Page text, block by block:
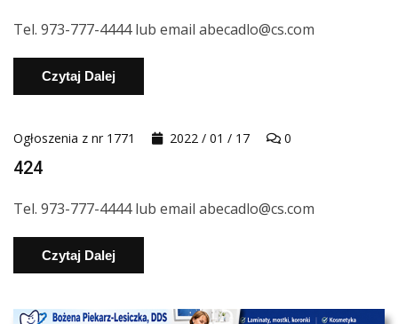
Tel. 973-777-4444 lub email abecadlo@cs.com
Czytaj Dalej
Ogłoszenia z nr 1771 2022 / 01 / 17 0
424
Tel. 973-777-4444 lub email abecadlo@cs.com
Czytaj Dalej